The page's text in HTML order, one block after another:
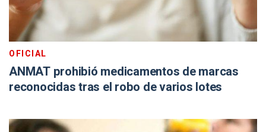
OFICIAL
ANMAT prohibió medicamentos de marcas
reconocidas tras el robo de varios lotes